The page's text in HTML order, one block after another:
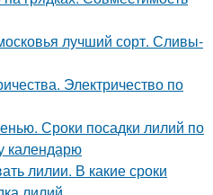
лучший сорт. Сливы-
Электричество по
Сроки посадки лилий по
календарю
лилии. В какие сроки